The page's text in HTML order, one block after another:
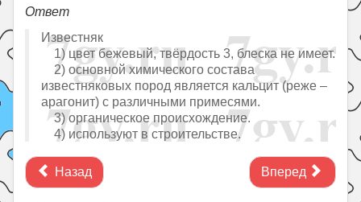
Ответ
Известняк
1) цвет бежевый, твёрдость 3, блеска не имеет.
2) основной химического состава
известняковых пород является кальцит (реже –
арагонит) с различными примесями.
3) органическое происхождение.
4) используют в строительстве.
Назад Вперед